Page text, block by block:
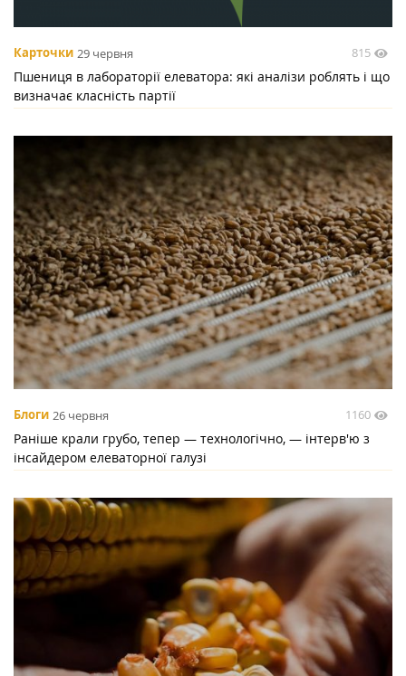
Карточки 29 червня 815
Пшениця в лабораторії елеватора: які аналізи роблять і що
визначає класність партії
Блоги 26 червня 1160
Раніше крали грубо, тепер — технологічно, — інтерв'ю з
інсайдером елеваторної галузі